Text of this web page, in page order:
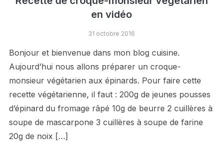
en vidéo
31 octobre 2016
Bonjour et bienvenue dans mon blog cuisine.
Aujourd’hui nous allons préparer un croque-
monsieur végétarien aux épinards. Pour faire cette
recette végétarienne, il faut : 200g de jeunes pousses
d’épinard du fromage râpé 10g de beurre 2 cuillères à
soupe de mascarpone 3 cuillères à soupe de farine
20g de noix […]